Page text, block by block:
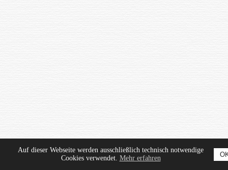
Auf dieser Webseite werden ausschließlich technisch notwendige
Cookies verwendet. Mehr erfahren